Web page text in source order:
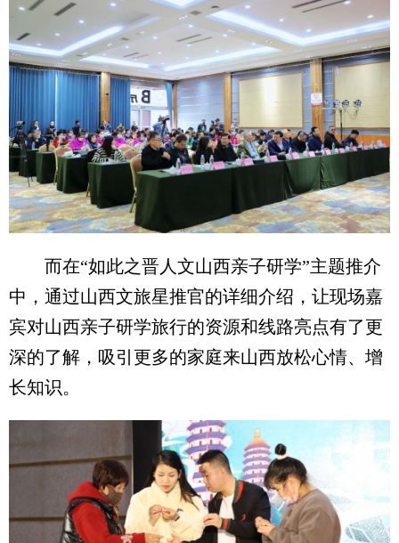
而在“如此之晋人文山西亲子研学”主题推介
中，通过山西文旅星推官的详细介绍，让现场嘉
宾对山西亲子研学旅行的资源和线路亮点有了更
深的了解，吸引更多的家庭来山西放松心情、增
长知识。